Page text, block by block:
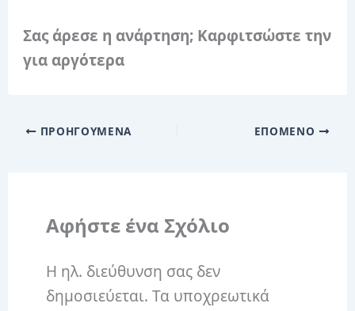
Σας άρεσε η ανάρτηση; Καρφιτσώστε την
για αργότερα
ΠΡΟΗΓΟΎΜΕΝΑ ΕΠΌΜΕΝΟ
Αφήστε ένα Σχόλιο
Η ηλ. διεύθυνση σας δεν
δημοσιεύεται. Τα υποχρεωτικά